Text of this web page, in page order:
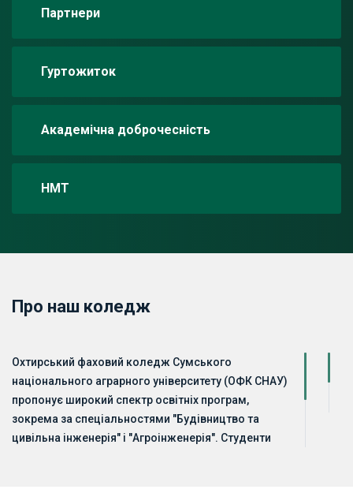
Партнери
Гуртожиток
Академічна доброчесність
НМТ
Про наш коледж
Охтирський фаховий коледж Сумського
національного аграрного університету (ОФК СНАУ)
пропонує широкий спектр освітніх програм,
зокрема за спеціальностями "Будівництво та
цивільна інженерія" і "Агроінженерія". Студенти